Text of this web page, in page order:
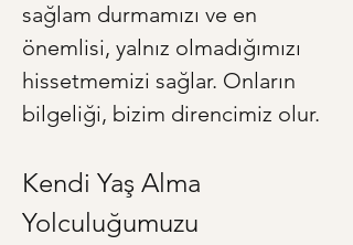
sağlam durmamızı ve en
önemlisi, yalnız olmadığımızı
hissetmemizi sağlar. Onların
bilgeliği, bizim direncimiz olur.
Kendi Yaş Alma
Yolculuğumuzu